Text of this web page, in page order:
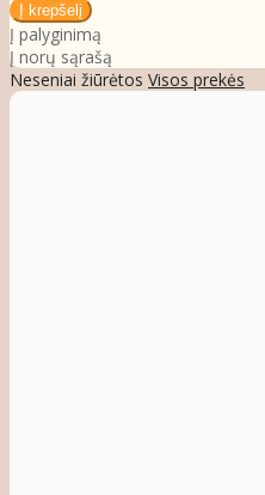
Į palyginimą
Į norų sąrašą
Neseniai žiūrėtos Visos prekės